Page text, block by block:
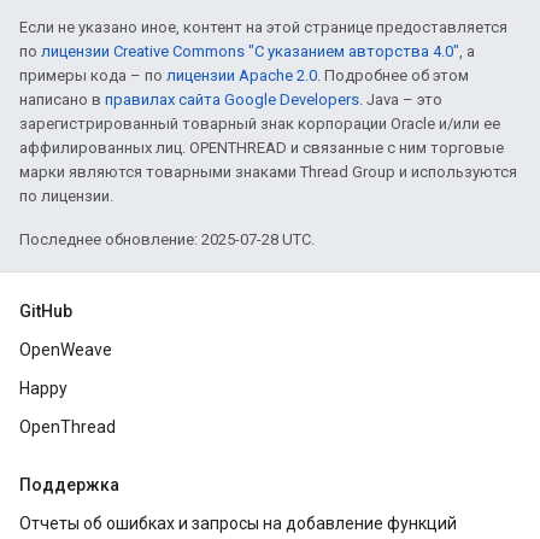
Если не указано иное, контент на этой странице предоставляется
по лицензии Creative Commons "С указанием авторства 4.0", а
примеры кода – по лицензии Apache 2.0. Подробнее об этом
написано в правилах сайта Google Developers. Java – это
зарегистрированный товарный знак корпорации Oracle и/или ее
аффилированных лиц. OPENTHREAD и связанные с ним торговые
марки являются товарными знаками Thread Group и используются
по лицензии.
Последнее обновление: 2025-07-28 UTC.
GitHub
OpenWeave
Happy
OpenThread
Поддержка
Отчеты об ошибках и запросы на добавление функций